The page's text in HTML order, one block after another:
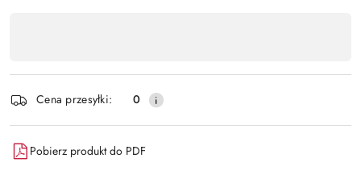
płatność
i
dostawa
Cena przesyłki: 0
Pobierz produkt do PDF